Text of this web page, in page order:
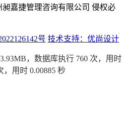
昶嘉捷管理咨询有限公司 侵权必
号 技术支持：优尚设计
，数据库执行 760 次，用时
，用时 0.00885 秒